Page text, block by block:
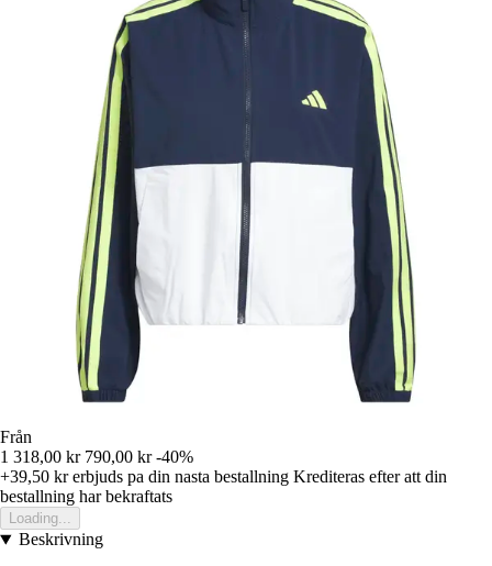
Från
1 318,00 kr 790,00 kr -40%
+39,50 krerbjuds pa din nasta bestallning Krediteras efter att din
bestallning har bekraftats
Loading...
Beskrivning